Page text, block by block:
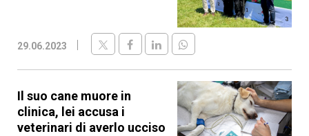
29.06.2023
Il suo cane muore in
clinica, lei accusa i
veterinari di averlo ucciso